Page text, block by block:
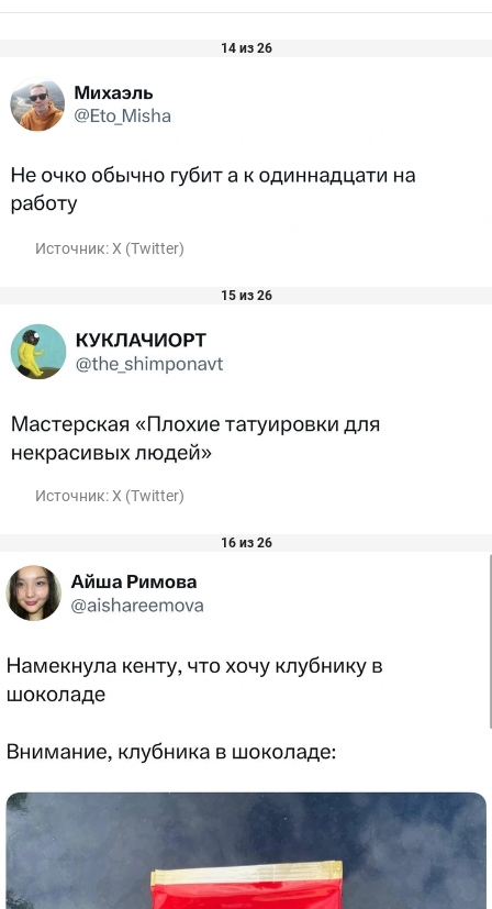
14 из 26
Источник:X (Twitter)
15 из 26
Источник:X (Twitter)
16 из 26